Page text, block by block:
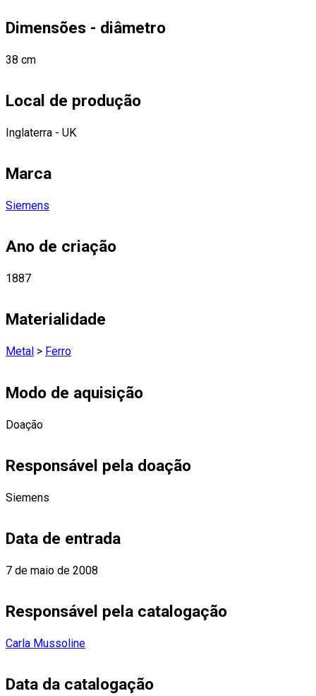
Dimensões - diâmetro
38 cm
Local de produção
Inglaterra - UK
Marca
Siemens
Ano de criação
1887
Materialidade
Metal > Ferro
Modo de aquisição
Doação
Responsável pela doação
Siemens
Data de entrada
7 de maio de 2008
Responsável pela catalogação
Carla Mussoline
Data da catalogação